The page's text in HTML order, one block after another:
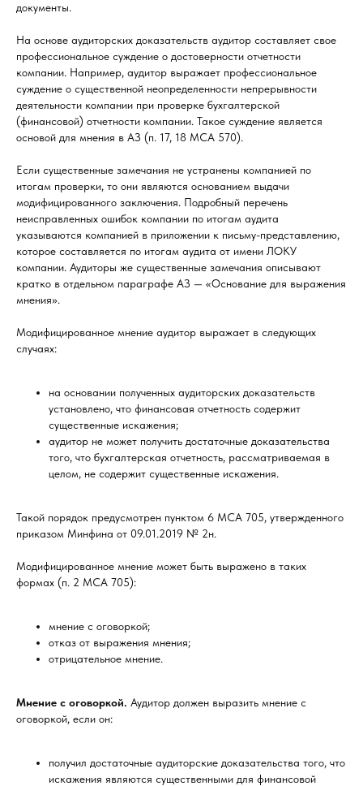
документы.
На основе аудиторских доказательств аудитор составляет свое
профессиональное суждение о достоверности отчетности
компании. Например, аудитор выражает профессиональное
суждение о cущественной неопределенности непрерывности
деятельности компании при проверке бухгалтерской
(финансовой) отчетности компании. Такое суждение является
основой для мнения в АЗ (п. 17, 18 МСА 570).
Если существенные замечания не устранены компанией по
итогам проверки, то они являются основанием выдачи
модифицированного заключения. Подробный перечень
неисправленных ошибок компании по итогам аудита
указываются компанией в приложении к письму-представлению,
которое составляется по итогам аудита от имени ЛОКУ
компании. Аудиторы же существенные замечания описывают
кратко в отдельном параграфе АЗ — «Основание для выражения
мнения».
Модифицированное мнение аудитор выражает в следующих
случаях:
на основании полученных аудиторских доказательств
установлено, что финансовая отчетность содержит
существенные искажения;
аудитор не может получить достаточные доказательства
того, что бухгалтерская отчетность, рассматриваемая в
целом, не содержит существенные искажения.
Такой порядок предусмотрен пунктом 6 МСА 705, утвержденного
приказом Минфина от 09.01.2019 № 2н.
Модифицированное мнение может быть выражено в таких
формах (п. 2 МСА 705):
мнение с оговоркой;
отказ от выражения мнения;
отрицательное мнение.
Мнение с оговоркой. Аудитор должен выразить мнение с
оговоркой, если он:
получил достаточные аудиторские доказательства того, что
искажения являются существенными для финансовой